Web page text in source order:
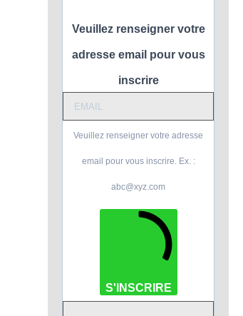
Veuillez renseigner votre
adresse email pour vous
inscrire
Veuillez renseigner votre adresse
email pour vous inscrire. Ex. :
abc@xyz.com
S'INSCRIRE